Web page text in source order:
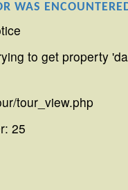
WAS
to get property
tour_view.php
25